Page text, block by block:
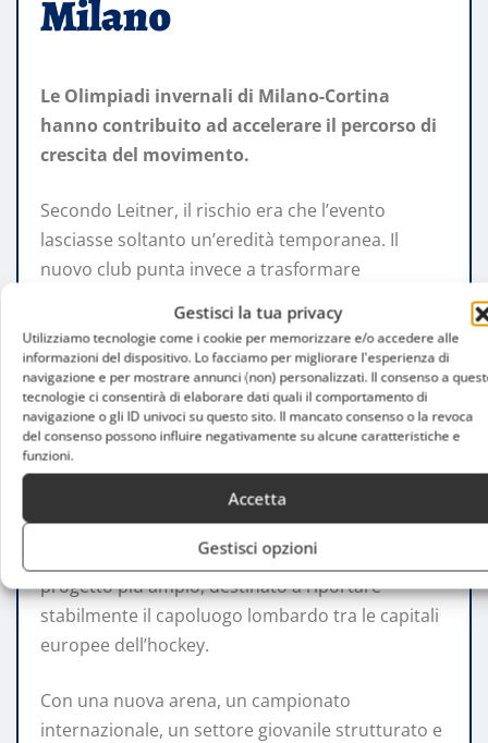
Gestisci la tua privacy
Utilizziamo tecnologie come i cookie per memorizzare e/o accedere alle
informazioni del dispositivo. Lo facciamo per migliorare l'esperienza di
navigazione e per mostrare annunci (non) personalizzati. Il consenso a
tecnologie ci consentirà di elaborare dati quali il comportamento di
navigazione o gli ID univoci su questo sito. Il mancato consenso o la revoca
del consenso possono influire negativamente su alcune caratteristiche e
funzioni.
Accetta
Gestisci opzioni
Milano
Le Olimpiadi invernali di Milano-Cortina
hanno contribuito ad accelerare il percorso di
crescita del movimento.
Secondo Leitner, il rischio era che l’evento
lasciasse soltanto un’eredità temporanea. Il
nuovo club punta invece a trasformare
duraturo.
Non a caso Milano ospiterà anche i Campionati
Mondiali femminili di hockey su ghiaccio del 2027,
ulteriore conferma della crescente centralità
della città nel panorama internazionale.
L’impressione è che il Milano Hockey Club
rappresenti soltanto il primo tassello di un
progetto più ampio, destinato a riportare
stabilmente il capoluogo lombardo tra le capitali
europee dell’hockey.
Con una nuova arena, un campionato
internazionale, un settore giovanile strutturato e